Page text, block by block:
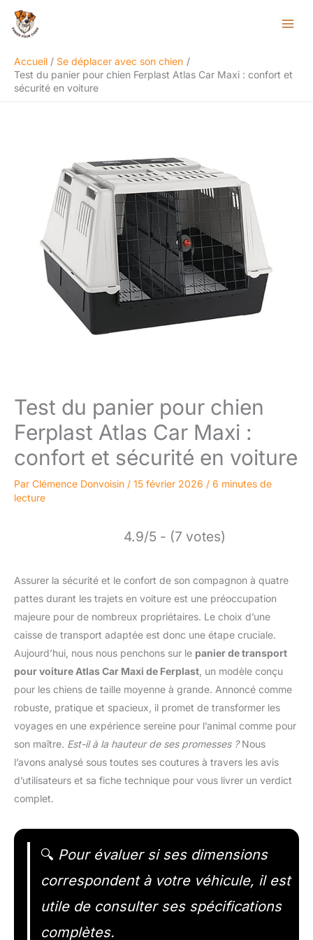
Aller
Accueil
Se déplacer avec son chien
Test du panier pour chien Ferplast Atlas Car Maxi : confort et
sécurité en voiture
Test du panier pour chien
Ferplast Atlas Car Maxi :
confort et sécurité en voiture
Par Clémence Donvoisin / 15 février 2026 / 6 minutes de
lecture
4.9/5 - (7 votes)
Assurer la sécurité et le confort de son compagnon à quatre
pattes durant les trajets en voiture est une préoccupation
majeure pour de nombreux propriétaires. Le choix d’une
caisse de transport adaptée est donc une étape cruciale.
Aujourd’hui, nous nous penchons sur le panier de transport
pour voiture Atlas Car Maxi de Ferplast , un modèle conçu
pour les chiens de taille moyenne à grande. Annoncé comme
robuste, pratique et spacieux, il promet de transformer les
voyages en une expérience sereine pour l’animal comme pour
son maître. Est-il à la hauteur de ses promesses ?Nous
l’avons analysé sous toutes ses coutures à travers les avis
d’utilisateurs et sa fiche technique pour vous livrer un verdict
complet.
🔍 Pour évaluer si ses dimensions
correspondent à votre véhicule, il est
utile de consulter ses spécifications
complètes.
Rechercher